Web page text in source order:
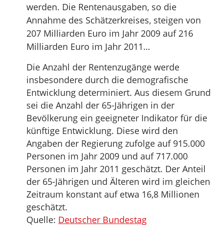
werden. Die Rentenausgaben, so die
Annahme des Schätzerkreises, steigen von
207 Milliarden Euro im Jahr 2009 auf 216
Milliarden Euro im Jahr 2011…
Die Anzahl der Rentenzugänge werde
insbesondere durch die demografische
Entwicklung determiniert. Aus diesem Grund
sei die Anzahl der 65-Jährigen in der
Bevölkerung ein geeigneter Indikator für die
künftige Entwicklung. Diese wird den
Angaben der Regierung zufolge auf 915.000
Personen im Jahr 2009 und auf 717.000
Personen im Jahr 2011 geschätzt. Der Anteil
der 65-Jährigen und Älteren wird im gleichen
Zeitraum konstant auf etwa 16,8 Millionen
geschätzt.
Quelle: Deutscher Bundestag